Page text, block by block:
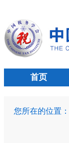
首页
您所在的位置：